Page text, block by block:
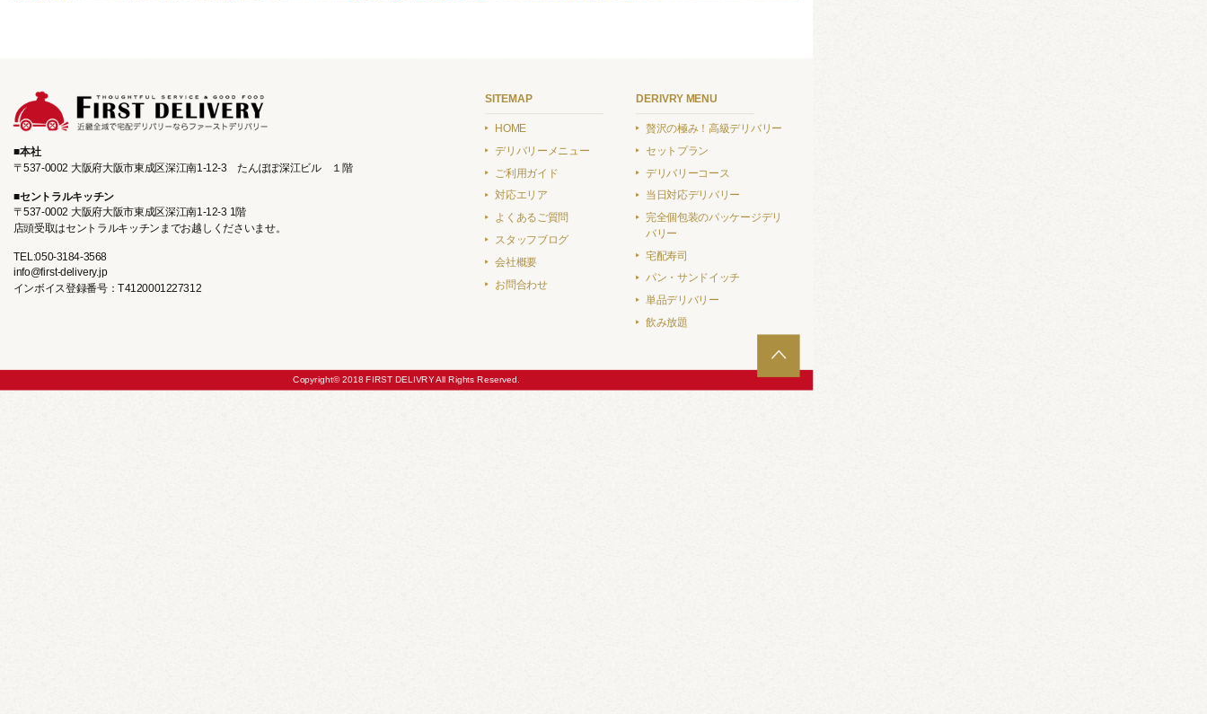
本社
〒537-0002 大阪府大阪市東成区深江南1-12-3たんぽぽ深江ビル １階
セントラルキッチン
〒537-0002 大阪府大阪市東成区深江南1‐12‐3 1階
店頭受取はセントラルキッチンまでお越しくださいませ。
TEL:050-3184-3568
info@first-delivery.jp
インボイス登録番号：T4120001227312
SITEMAP
HOME
デリバリーメニュー
ご利用ガイド
対応エリア
よくあるご質問
スタッフブログ
会社概要
お問合わせ
DERIVRY MENU
贅沢の極み！高級デリバリー
セットプラン
デリバリーコース
当日対応デリバリー
完全個包装のパッケージデリ
バリー
宅配寿司
パン・サンドイッチ
単品デリバリー
飲み放題
Copyright© 2018 FIRST DELIVRY All Rights Reserved.